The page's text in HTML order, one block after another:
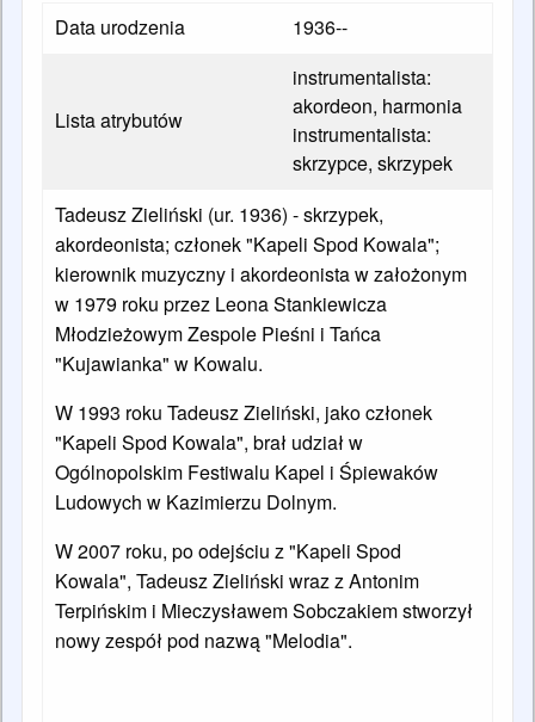
Data urodzenia 1936--
Lista atrybutów
instrumentalista:
akordeon, harmonia
instrumentalista:
skrzypce, skrzypek
Tadeusz Zieliński (ur. 1936) - skrzypek,
akordeonista; członek "Kapeli Spod Kowala";
kierownik muzyczny i akordeonista w założonym
w 1979 roku przez Leona Stankiewicza
Młodzieżowym Zespole Pieśni i Tańca
"Kujawianka" w Kowalu.
W 1993 roku Tadeusz Zieliński, jako członek
"Kapeli Spod Kowala", brał udział w
Ogólnopolskim Festiwalu Kapel i Śpiewaków
Ludowych w Kazimierzu Dolnym.
W 2007 roku, po odejściu z "Kapeli Spod
Kowala", Tadeusz Zieliński wraz z Antonim
Terpińskim i Mieczysławem Sobczakiem stworzył
nowy zespół pod nazwą "Melodia".